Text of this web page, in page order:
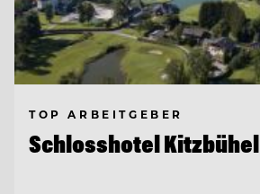
TOP ARBEITGEBER
Schlosshotel Kitzbühel